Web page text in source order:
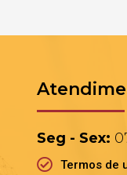
Seg - Sex:
Termos de